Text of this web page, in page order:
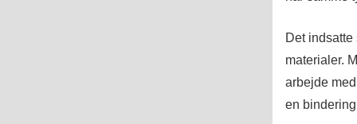
Det
materialer.
arbejde
en